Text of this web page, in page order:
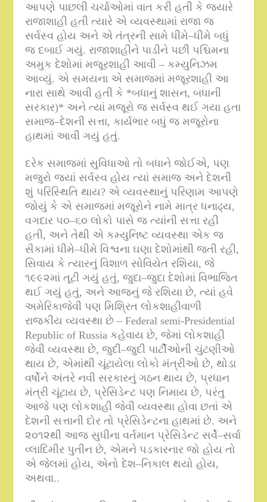
આપણે પાછલી ચર્ચાઓમાં વાત કરી હતી કે જ્યારે
રાજાશાહી હતી ત્યારે એ વ્યવસ્થામાં રાજા જ
સર્વસ્વ હોય અને એ તંત્રની સામે ધીમે–ધીમે બધું
જ દબાઈ ગયું.રાજાશાહીને પાડીને પછી પશ્ચિમના
અમુક દેશોમાં મજૂરશાહી આવી – કમ્યુનિઝમ
આવ્યું. એ સમયના એ સમાજમાં મજૂરશાહી આ
નારા સાથે આવી હતી કે *બધાનું શાસન,બધાની
સરકાર)* અને ત્યાં મજૂરો જ સર્વસ્વ થઈ ગયા હતા
સમાજ–દેશની સત્તા,કાર્યભાર બધું જ મજૂરોના
હાથમાં આવી ગયું હતું.
દરેક સમાજમાં સુવિધાઓ તો બધાને જોઈએ, પણ
મજુરો જ્યાં સર્વસ્વ હોય ત્યાં સમાજ અને દેશની
શું પરિસ્થિતિ થાય? એ વ્યવસ્થાનું પરિણામ આપણે
જોયું કે એ સમાજમાં મજૂરોને નામે માત્ર ધનાઢ્ય,
વગદાર ૫૦–૬૦ લોકો પાસે જ ત્યાંની સત્તા રહી
હતી, અને તેથી એ કમ્યુનિષ્ટ વ્યવસ્થા એક જ
સૈકામાં ધીમે–ધીમે વિશ્વના ઘણા દેશોમાંથી જતી રહી,
સિવાય કે ત્યારનું વિશાળ સોવિયેત રશિયા,જે
૧૯૯૨માં તૂટી ગયું હતું,જુદા–જુદા દેશોમાં વિભાજિત
થઈ ગયું હતું, અને આજનું જે રશિયા છે,ત્યાં હવે
અમેરિકાજેવી પણ મિશ્રિત લોકશાહીવાળી
રાજકીય વ્યવસ્થા છે– Federal semi-Presidential
Republic of Russiaકહેવાય છે,જેમાં લોકશાહી
જેવી વ્યવસ્થા છે,જુદી–જુદી પાર્ટીઓની ચુંટણીઓ
થાય છે, એમાંથી ચૂંટાયેલા લોકો મંત્રીઓ છે,થોડા
વર્ષોને અંતરે નવી સરકારનું ગઠન થાય છે, પ્રધાન
મંત્રી ચૂંટાય છે, પ્રેસિડેન્ટ પણ નિમાય છે, પરંતુ
આજે પણ લોકશાહી જેવી વ્યવસ્થા હોવા છતાં એ
દેશની સત્તાની દોર તો પ્રેસિડેન્ટના હાથમાં છે. અને
૨૦૧૨થી આજ સુધીના વર્તમાન પ્રેસિડેન્ટ સર્વે–સર્વા
વ્લાદિમીર પુતીન છે, એમને પડકારનાર જો હોય તો
એ જેલમાં હોય, એનો દેશ–નિકાલ થયો હોય,
અથવા..